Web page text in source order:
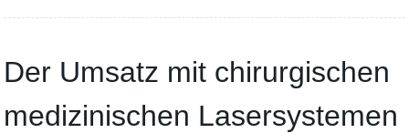
Der Umsatz mit chirurgischen
medizinischen Lasersystemen